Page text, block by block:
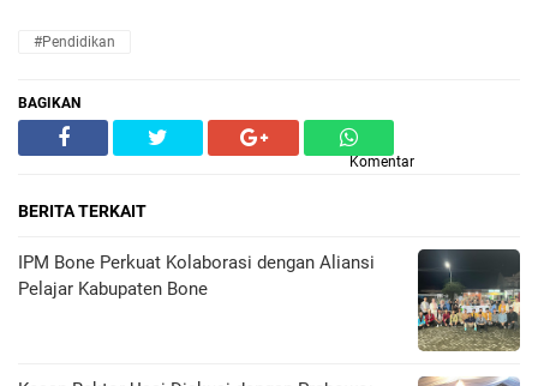
#Pendidikan
BAGIKAN
Komentar
BERITA TERKAIT
IPM Bone Perkuat Kolaborasi dengan Aliansi
Pelajar Kabupaten Bone